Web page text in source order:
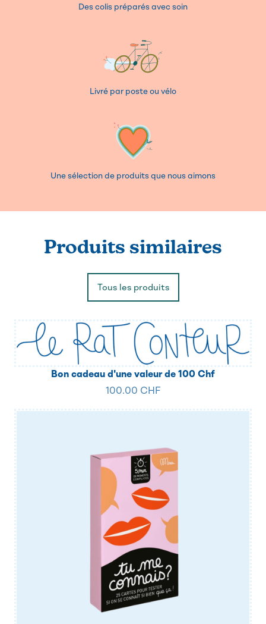
Des colis préparés avec soin
Livré par poste ou vélo
Une sélection de produits que nous aimons
Produits similaires
Tous les produits
Bon cadeau d'une valeur de 100 Chf
100.00 CHF